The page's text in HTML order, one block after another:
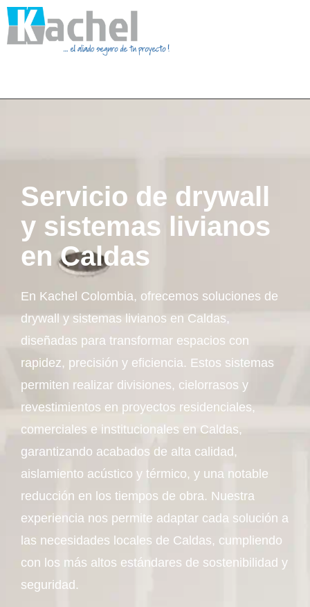
Servicio de drywall
y sistemas livianos
en Caldas
En Kachel Colombia, ofrecemos soluciones de
drywall y sistemas livianos en Caldas,
diseñadas para transformar espacios con
rapidez, precisión y eficiencia. Estos sistemas
permiten realizar divisiones, cielorrasos y
revestimientos en proyectos residenciales,
comerciales e institucionales en Caldas,
garantizando acabados de alta calidad,
aislamiento acústico y térmico, y una notable
reducción en los tiempos de obra. Nuestra
experiencia nos permite adaptar cada solución a
las necesidades locales de Caldas, cumpliendo
con los más altos estándares de sostenibilidad y
seguridad.